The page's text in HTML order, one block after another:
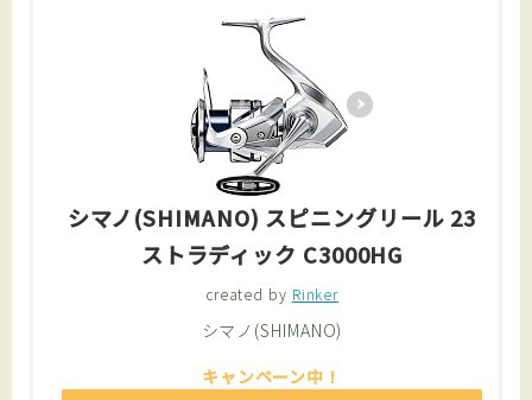
シマノ(SHIMANO) スピニングリール 23
ストラディック C3000HG
created by Rinker
シマノ(SHIMANO)